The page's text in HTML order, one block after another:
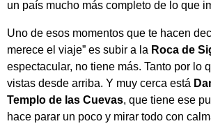
un país mucho más completo de lo que
Uno de esos momentos que te hacen
merece el viaje” es subir a la Roca de
espectacular, no tiene más. Tanto por lo
vistas desde arriba. Y muy cerca está
Templo de las Cuevas, que tiene ese
hace parar un poco y mirar todo con